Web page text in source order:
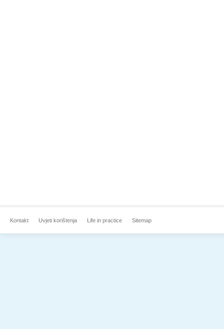
Kontakt Uvjeti korištenja Life in practice Sitemap